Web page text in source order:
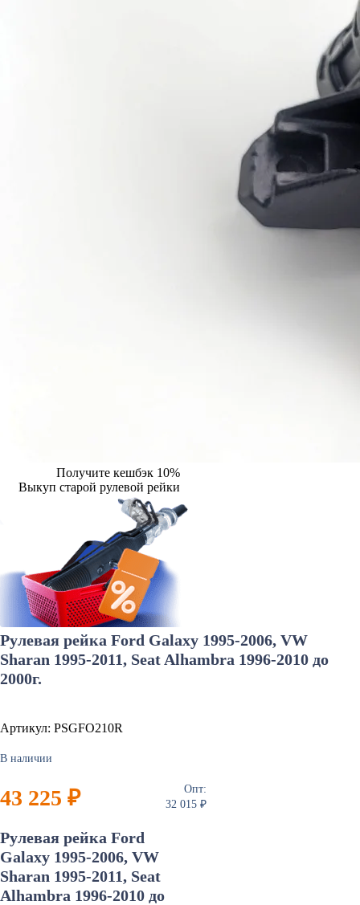
Получите кешбэк 10%
Выкуп старой рулевой рейки
Рулевая рейка Ford Galaxy 1995-2006, VW
Sharan 1995-2011, Seat Alhambra 1996-2010 до
2000г.
Артикул: PSGFO210R
В наличии
43 225 ₽
Опт:
32 015 ₽
Рулевая рейка Ford
Galaxy 1995-2006, VW
Sharan 1995-2011, Seat
Alhambra 1996-2010 до